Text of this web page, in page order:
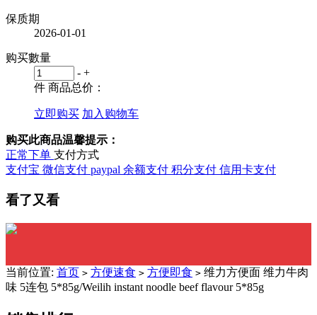
保质期
2026-01-01
购买數量
- +
件 商品总价：
立即购买 加入购物车
购买此商品温馨提示：
正常下单 支付方式
支付宝 微信支付 paypal 余额支付 积分支付 信用卡支付
看了又看
当前位置: 首页 > 方便速食 > 方便即食 > 维力方便面 维力牛肉
味 5连包 5*85g/Weilih instant noodle beef flavour 5*85g